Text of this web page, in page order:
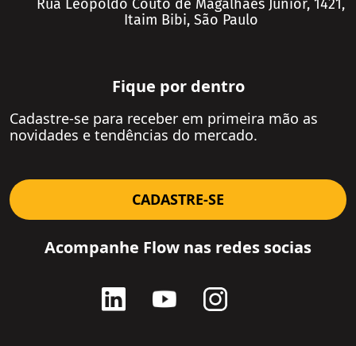
Petróleo e Gás
Logística e Transportes
Mineração e Siderurgia
Paper
Release
Rua Leopoldo Couto de Magalhães Júnior, 1421,
Itaim Bibi, São Paulo
Fique por dentro
Cadastre-se para receber em primeira mão as
novidades e tendências do mercado.
CADASTRE-SE
Acompanhe Flow nas redes socias